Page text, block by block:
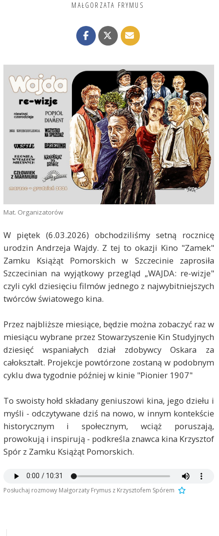
MAŁGORZATA FRYMUS
Mat. Organizatorów
W piętek (6.03.2026) obchodziliśmy setną rocznicę
urodzin Andrzeja Wajdy. Z tej to okazji Kino "Zamek"
Zamku Książąt Pomorskich w Szczecinie zaprosiła
Szczecinian na wyjątkowy przegląd „WAJDA: re-wizje"
czyli cykl dziesięciu filmów jednego z najwybitniejszych
twórców światowego kina.
Przez najbliższe miesiące, będzie można zobaczyć raz w
miesiącu wybrane przez Stowarzyszenie Kin Studyjnych
dziesięć wspaniałych dział zdobywcy Oskara za
całokształt. Projekcje powtórzone zostaną w podobnym
cyklu dwa tygodnie później w kinie "Pionier 1907"
To swoisty hołd składany geniuszowi kina, jego dziełu i
myśli - odczytywane dziś na nowo, w innym kontekście
historycznym i społecznym, wciąż poruszają,
prowokują i inspirują - podkreśla znawca kina Krzysztof
Spór z Zamku Książąt Pomorskich.
Posłuchaj rozmowy Małgorzaty Frymus z Krzysztofem Spórem